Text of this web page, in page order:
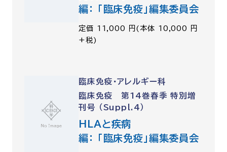
編： 「臨床免疫」編集委員会
定価 11,000 円(本体 10,000 円
+税)
臨床免疫・アレルギー科
臨床免疫 第14巻春季 特別増
刊号 （Suppl.4）
HLAと疾病
編： 「臨床免疫」編集委員会